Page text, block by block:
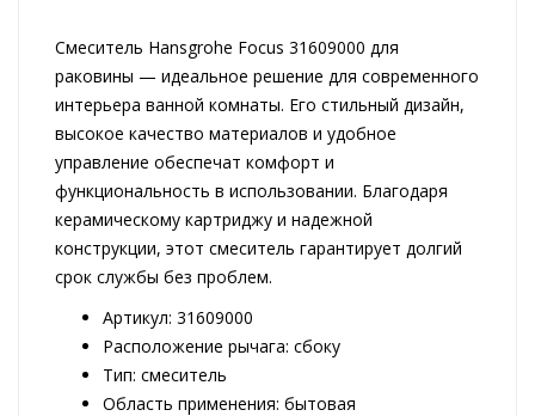
Смеситель Hansgrohe Focus 31609000 для
раковины — идеальное решение для современного
интерьера ванной комнаты. Его стильный дизайн,
высокое качество материалов и удобное
управление обеспечат комфорт и
функциональность в использовании. Благодаря
керамическому картриджу и надежной
конструкции, этот смеситель гарантирует долгий
срок службы без проблем.
Артикул: 31609000
Расположение рычага: сбоку
Тип: смеситель
Область применения: бытовая